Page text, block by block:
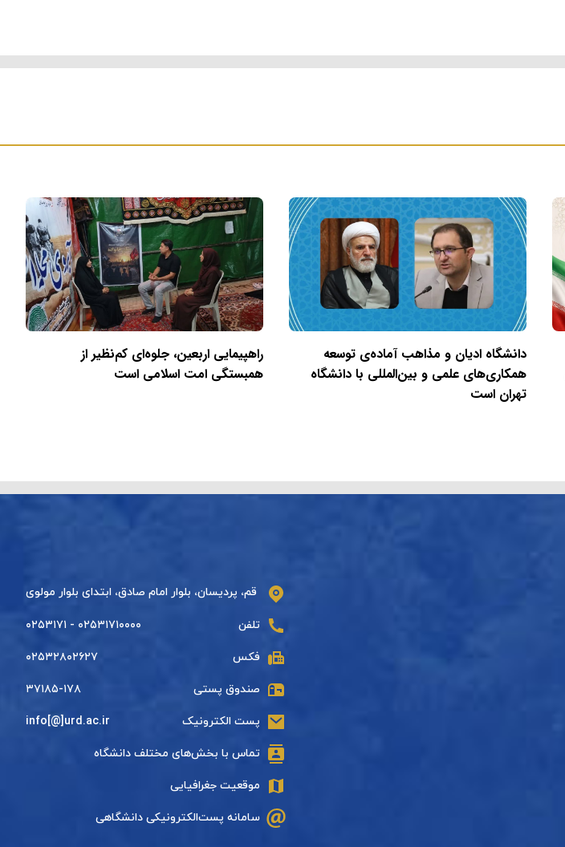
دانشگاه ادیان و مذاهب آماده‌ی توسعه
همکاری‌های علمی و بین‌المللی با دانشگاه
تهران است
راهپیمایی اربعین، جلوه‌ای کم‌نظیر از
همبستگی امت اسلامی است
قم، پردیسان، بلوار امام صادق، ابتدای بلوار مولوی
تلفن ۰۲۵۳۱۷۱۰۰۰۰ - ۰۲۵۳۱۷۱
فکس ۰۲۵۳۲۸۰۲۶۲۷
صندوق پستی ۳۷۱۸۵-۱۷۸
پست الکترونیک info[@]urd.ac.ir
تماس با بخش‌های مختلف دانشگاه
موقعیت جغرافیایی
سامانه پست‌الکترونیکی دانشگاهی